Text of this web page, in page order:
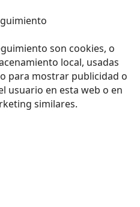
son cookies, o
local, usadas
para mostrar publicidad o
usuario en esta web o en
similares.